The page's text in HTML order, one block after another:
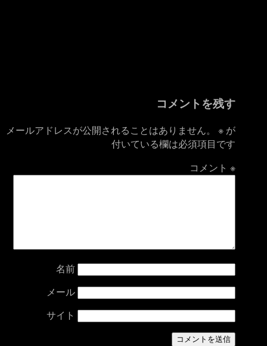
コメントを残す
メールアドレスが公開されることはありません。 ※ が
付いている欄は必須項目です
コメント※
名前
メール
サイト